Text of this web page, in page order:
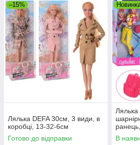
–15%
Лялька DEFA 30см, 3 види, в
коробці, 13-32-6см
Готово до відправки
34-7см
В